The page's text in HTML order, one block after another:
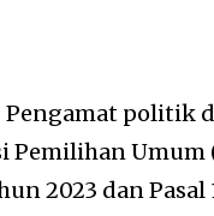
politik
Umum
2023 dan